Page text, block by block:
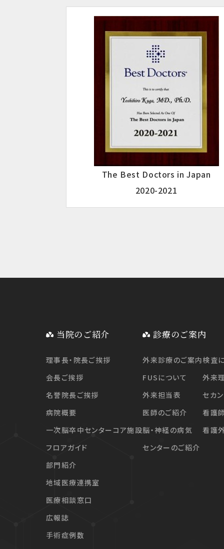
The Best Doctors in Japan
2020-2021
当院のご紹介
理事長・院長ご挨拶
会長ご挨拶
名誉院長ご挨拶
病院概要
一次脳卒中センターコア施設
フロアガイド
部門紹介
地域医療連携室
医療相談窓口
広報誌
手術症例数
診療のご案内
外来診療のご案内
FUSについて
外来担当表
医師のご紹介
脳・神経の病気
センターのご紹介
検査
外来
セカ
看護
看護